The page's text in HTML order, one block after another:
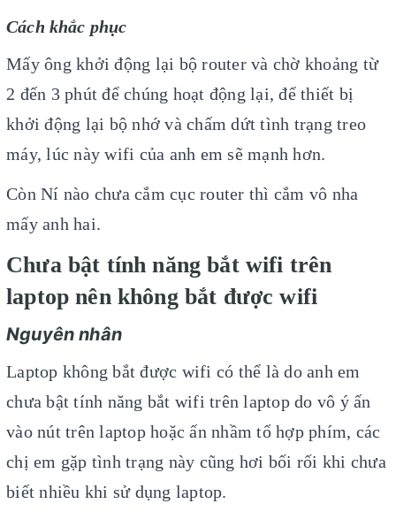
Cách khắc phục
Mấy ông khởi động lại bộ router và chờ khoảng từ
2 đến 3 phút để chúng hoạt động lại, để thiết bị
khởi động lại bộ nhớ và chấm dứt tình trạng treo
máy, lúc này wifi của anh em sẽ mạnh hơn.
Còn Ní nào chưa cắm cục router thì cắm vô nha
mấy anh hai.
Chưa bật tính năng bắt wifi trên
laptop nên không bắt được wifi
Nguyên nhân
Laptop không bắt được wifi có thể là do anh em
chưa bật tính năng bắt wifi trên laptop do vô ý ấn
vào nút trên laptop hoặc ấn nhầm tổ hợp phím, các
chị em gặp tình trạng này cũng hơi bối rối khi chưa
biết nhiều khi sử dụng laptop.